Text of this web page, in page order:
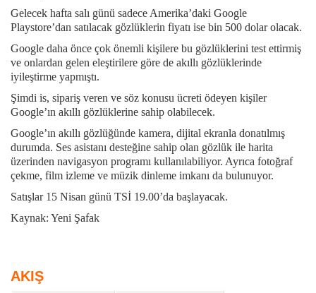
Gelecek hafta salı günü sadece Amerika’daki Google
Playstore’dan satılacak gözlüklerin fiyatı ise bin 500 dolar olacak.
Google daha önce çok önemli kişilere bu gözlüklerini test ettirmiş
ve onlardan gelen eleştirilere göre de akıllı gözlüklerinde
iyileştirme yapmıştı.
Şimdi is, sipariş veren ve söz konusu ücreti ödeyen kişiler
Google’ın akıllı gözlüklerine sahip olabilecek.
Google’ın akıllı gözlüğünde kamera, dijital ekranla donatılmış
durumda. Ses asistanı desteğine sahip olan gözlük ile harita
üzerinden navigasyon programı kullanılabiliyor. Ayrıca fotoğraf
çekme, film izleme ve müzik dinleme imkanı da bulunuyor.
Satışlar 15 Nisan günü TSİ 19.00’da başlayacak.
Kaynak: Yeni Şafak
AKIŞ